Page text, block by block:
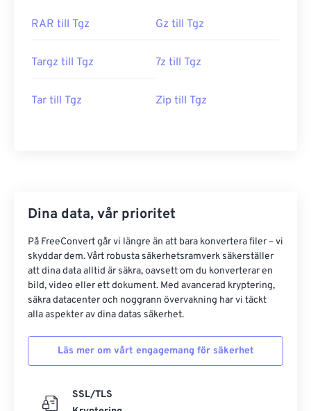
RAR till Tgz Gz till Tgz
Targz till Tgz 7z till Tgz
Tar till Tgz Zip till Tgz
Dina data, vår prioritet
På FreeConvert går vi längre än att bara konvertera filer – vi
skyddar dem. Vårt robusta säkerhetsramverk säkerställer
att dina data alltid är säkra, oavsett om du konverterar en
bild, video eller ett dokument. Med avancerad kryptering,
säkra datacenter och noggrann övervakning har vi täckt
alla aspekter av dina datas säkerhet.
Läs mer om vårt engagemang för säkerhet
SSL/TLS